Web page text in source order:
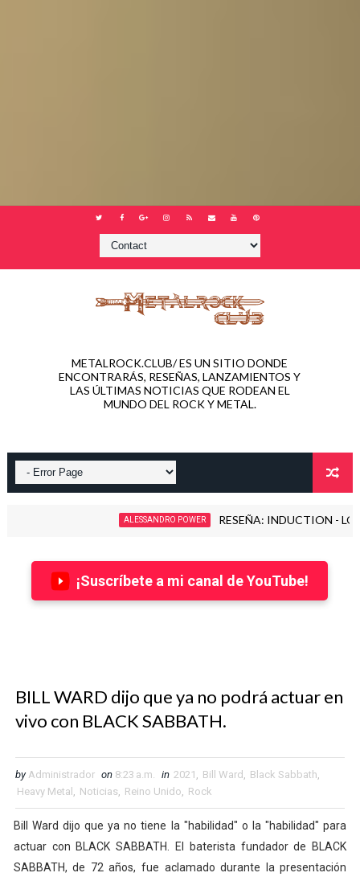
METALROCK.CLUB/ ES UN SITIO DONDE
ENCONTRARÁS, RESEÑAS, LANZAMIENTOS Y
LAS ÚLTIMAS NOTICIAS QUE RODEAN EL
MUNDO DEL ROCK Y METAL.
ALESSANDRO POWER RESEÑA: INDUCTION - LOVE
¡Suscríbete a mi canal de YouTube!
BILL WARD dijo que ya no podrá actuar en
vivo con BLACK SABBATH.
by Administrador on 8:23 a.m. in 2021 , Bill Ward , Black Sabbath,
Heavy Metal , Noticias, Reino Unido, Rock
Bill Ward dijo que ya no tiene la "habilidad" o la "habilidad" para
actuar con BLACK SABBATH. El baterista fundador de BLACK
SABBATH, de 72 años, fue aclamado durante la presentación